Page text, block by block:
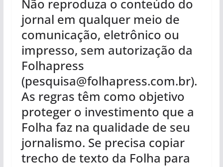
Não reproduza o conteúdo do
jornal em qualquer meio de
comunicação, eletrônico ou
impresso, sem autorização da
Folhapress
(pesquisa@folhapress.com.br).
As regras têm como objetivo
proteger o investimento que a
Folha faz na qualidade de seu
jornalismo. Se precisa copiar
trecho de texto da Folha para